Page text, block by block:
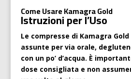
Come Usare Kamagra Gold
Istruzioni per l’Uso
Le compresse di Kamagra
assunte per via orale,
con un po’ d’acqua. È
dose consigliata e non